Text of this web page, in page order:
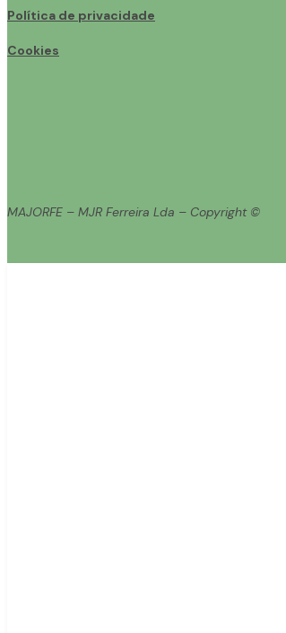
Política de privacidade
Cookies
MAJORFE – MJR Ferreira Lda – Copyright ©